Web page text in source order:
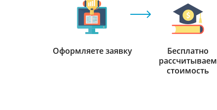
Оформляете заявку
Бесплатно
рассчитываем
стоимость